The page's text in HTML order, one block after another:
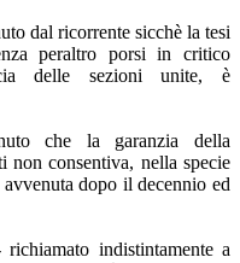
dal ricorrente sicchè la tesi
peraltro porsi in critico
delle sezioni unite, è
che la garanzia della
non consentiva, nella specie
dopo il decennio ed
indistintamente a